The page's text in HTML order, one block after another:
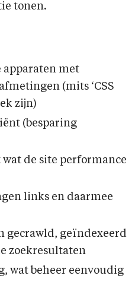
tonen.
apparaten met
(mits ‘CSS
zijn)
(besparing
de site performance
links en daarmee
gecrawld, geïndexeerd
zoekresultaten
wat beheer eenvoudig